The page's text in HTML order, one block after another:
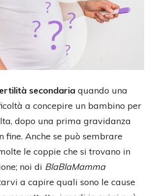
secondaria quando una
a concepire un bambino per
dopo una prima gravidanza
fine. Anche se può sembrare
le coppie che si trovano in
noi di BlaBlaMamma
a capire quali sono le cause